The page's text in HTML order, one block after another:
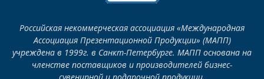
Российская некоммерческая ассоциация «Международная
Ассоциация Презентационной Продукции» (МАПП)
учреждена в 1999г. в Санкт-Петербурге. МАПП основана на
членстве поставщиков и производителей бизнес-